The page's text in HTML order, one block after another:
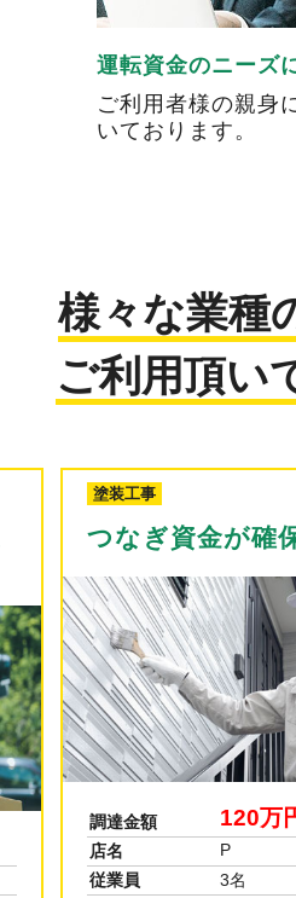
運転資金のニーズ
ご利用者様の親身
いております。
様々な業種
ご利用頂い
デイケアサービス
備品購入費が確
調達金額 50万円
店名
W
従業員
10名